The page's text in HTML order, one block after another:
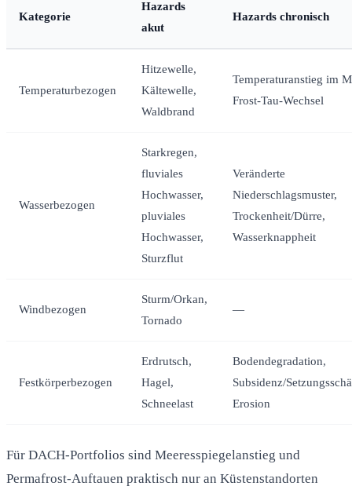
Kategorie
Hazards
akut
Hazards chronisch
Temperaturbezogen
Hitzewelle,
Kältewelle,
Waldbrand
Temperaturanstieg im
Frost-Tau-Wechsel
Wasserbezogen
Starkregen,
fluviales
Hochwasser,
pluviales
Hochwasser,
Sturzflut
Veränderte
Niederschlagsmuster,
Trockenheit/Dürre,
Wasserknappheit
Windbezogen
Sturm/Orkan,
Tornado
—
Festkörperbezogen
Erdrutsch,
Hagel,
Schneelast
Bodendegradation,
Subsidenz/
Erosion
Für DACH-Portfolios sind Meeresspiegelanstieg und
Permafrost-Auftauen praktisch nur an Küstenstandorten